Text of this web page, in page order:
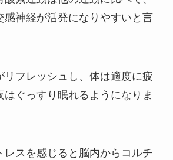
感神経が活発になりやすいと言
リフレッシュし、体は適度に疲
はぐっすり眠れるようになりま
レスを感じると脳内からコルチ